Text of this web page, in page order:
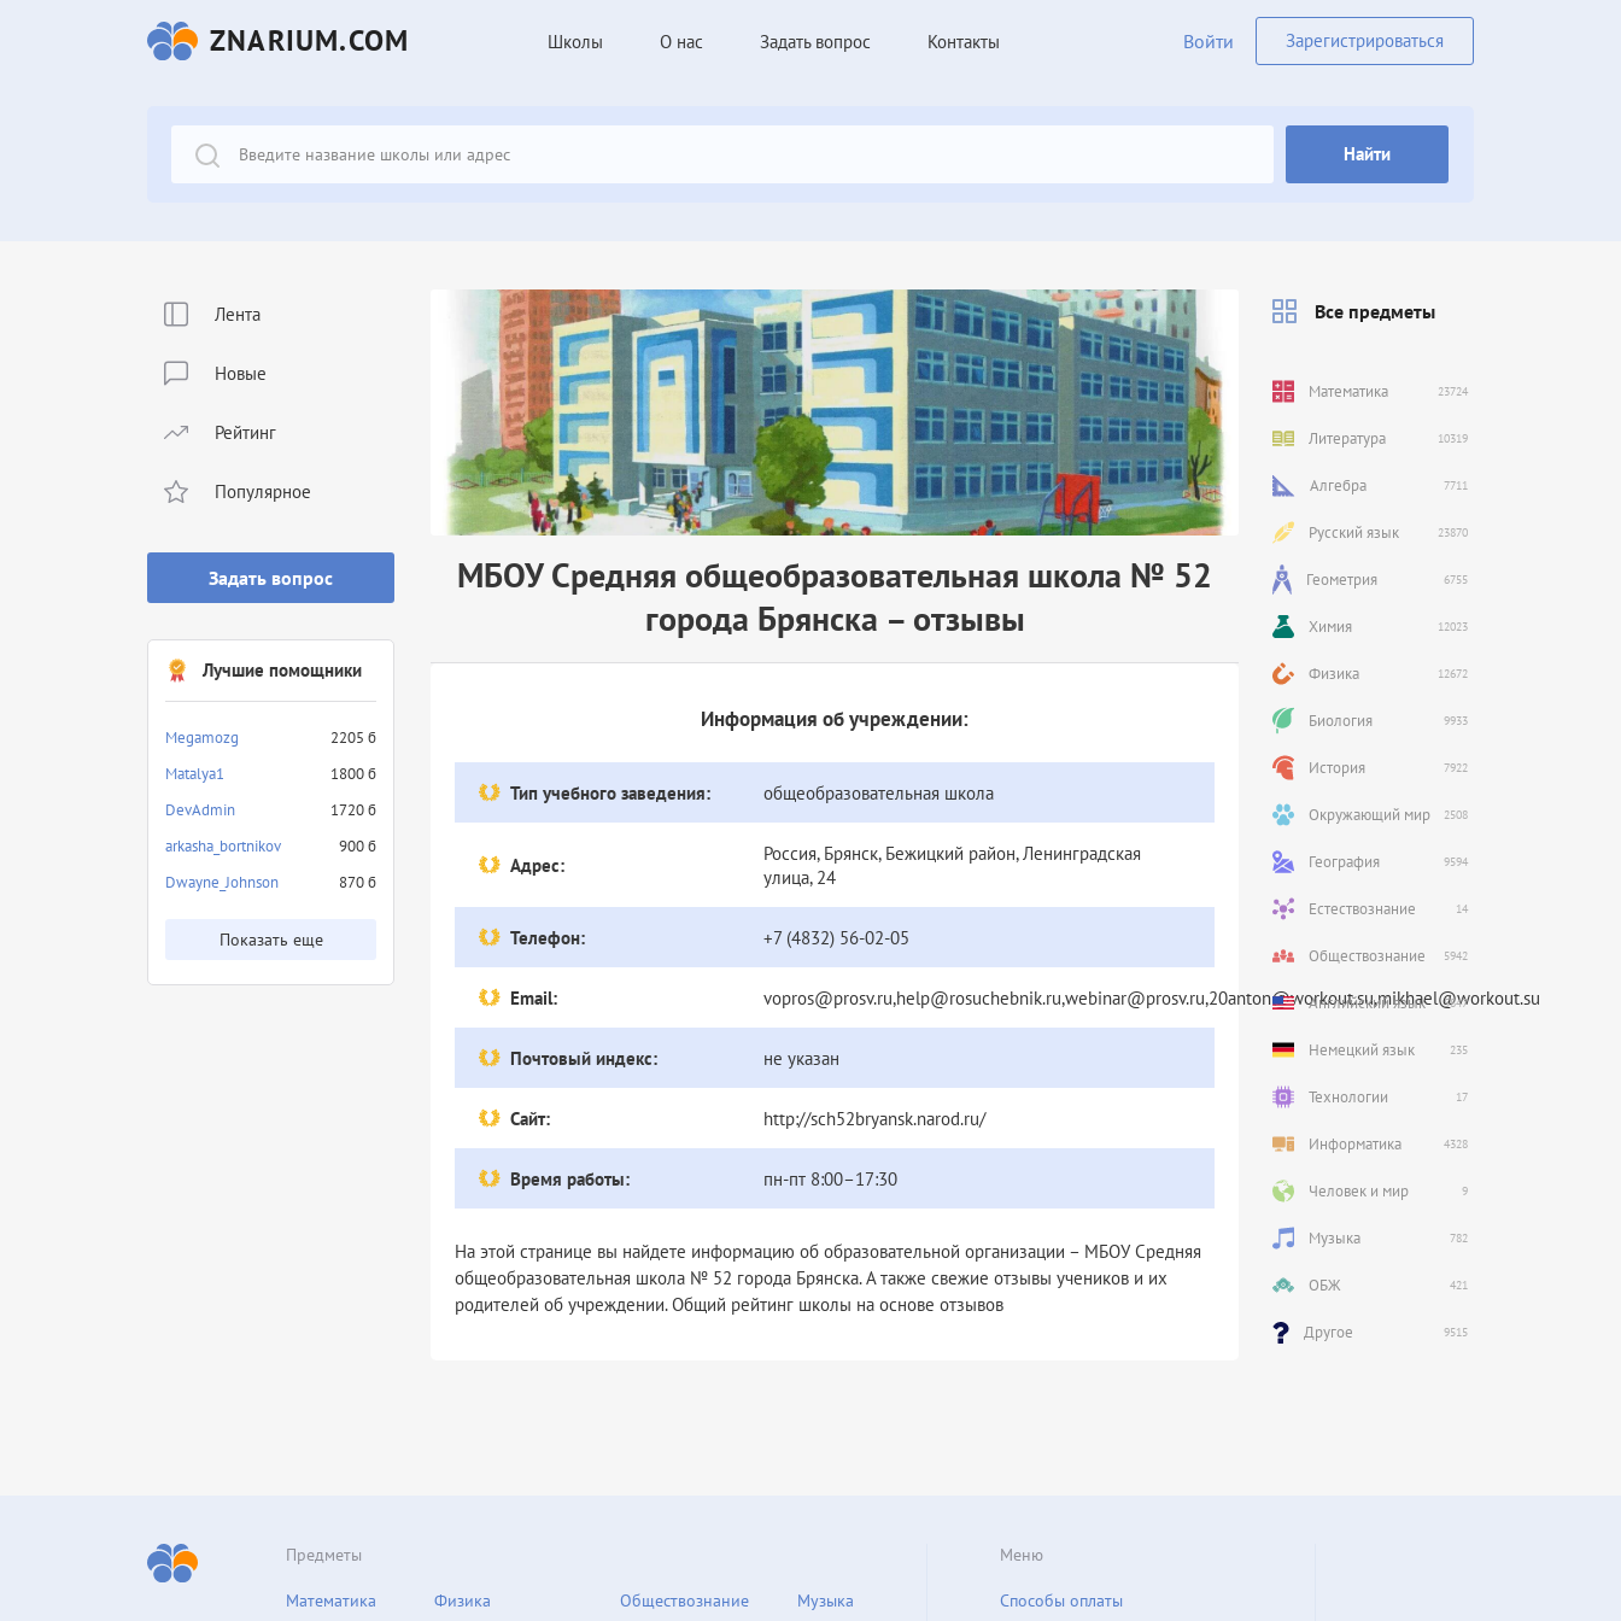
ZNARIUM.COM Школы О нас Задать вопрос Контакты Войти Зарегистрироваться
Найти
Лента
Новые
Рейтинг
Популярное
Задать вопрос
Лучшие помощники
Megamozg
2205 б
Matalya1
1800 б
DevAdmin
1720 б
arkasha_bortnikov
900 б
Dwayne_Johnson
870 б
Показать еще
МБОУ Средняя общеобразовательная школа № 52
города Брянска – отзывы
Информация об учреждении:
Тип учебного заведения: общеобразовательная школа
Адрес:
Россия, Брянск, Бежицкий район, Ленинградская
улица, 24
Телефон: +7 (4832) 56-02-05
Email: vopros@prosv.ru,help@rosuchebnik.ru,webinar@prosv.ru,20anton@workout.su,mikhael@workout.su
Почтовый индекс: не указан
Сайт: http://sch52bryansk.narod.ru/
Время работы: пн-пт 8:00–17:30
На этой странице вы найдете информацию об образовательной организации – МБОУ Средняя
общеобразовательная школа № 52 города Брянска. А также свежие отзывы учеников и их
родителей об учреждении. Общий рейтинг школы на основе отзывов
Все предметы
Математика 23724
Литература 10319
Алгебра 7711
Русский язык 23870
Геометрия 6755
Химия 12023
Физика 12672
Биология 9933
История 7922
Окружающий мир 2508
География 9594
Естествознание 14
Обществознание 5942
Английский язык 5847
Немецкий язык 235
Технологии 17
Информатика 4328
Человек и мир 9
Музыка 782
ОБЖ 421
Другое 9515
Предметы
Математика Физика Обществознание Музыка
Меню
Способы оплаты